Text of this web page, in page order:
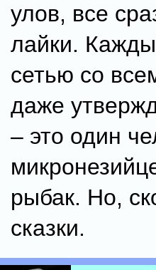
улов, все
лайки.
сетью со
даже
– это один
рыбак. Но,
сказки.